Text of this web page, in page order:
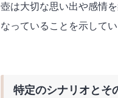
壺は大切な思い出や感情
なっていることを示してい
特定のシナリオとそ